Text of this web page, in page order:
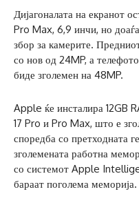
Дијагоналата на екранот
Pro Max, 6,9 инчи, но
збор за камерите.
со нов од 24MP, а
биде зголемен на 48MP.
Apple ќе инсталира 12GB
17 Pro и Pro Max, што е
споредба со претходната
зголемената работна
со системот Apple
бараат поголема меморија.